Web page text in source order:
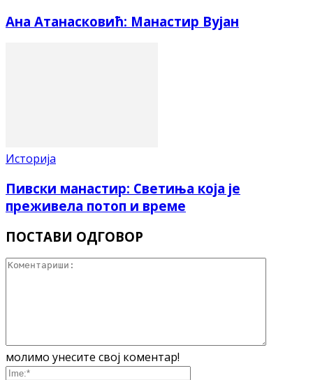
Ана Атанасковић: Манастир Вујан
Историја
Пивски манастир: Светиња која је
преживела потоп и време
ПОСТАВИ ОДГОВОР
молимо унесите свој коментар!